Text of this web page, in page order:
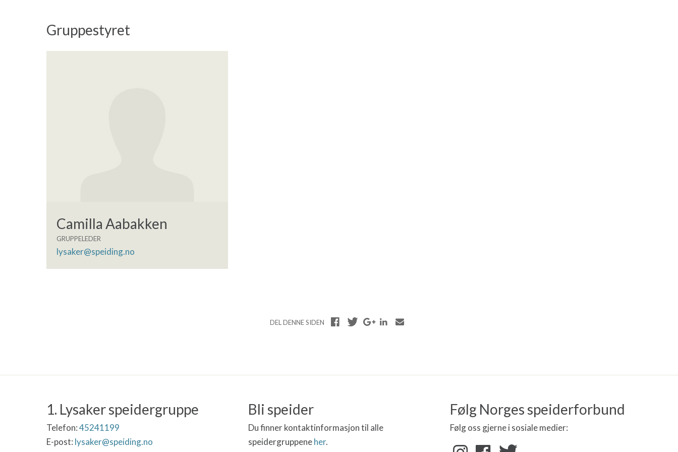
Gruppestyret
Camilla Aabakken
GRUPPELEDER
lysaker@speiding.no
DEL DENNE SIDEN
1. Lysaker speidergruppe
Telefon:45241199
E-post: lysaker@speiding.no
Bli speider
Du finner kontaktinformasjon til alle
speidergruppeneher.
Følg Norges speiderforbund
Følg oss gjerne i sosiale medier: